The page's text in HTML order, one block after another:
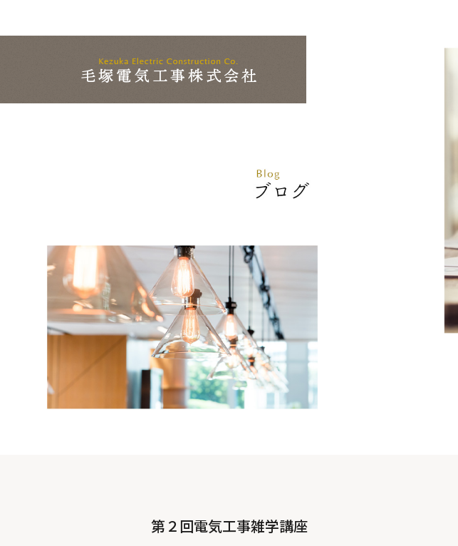
第２回電気工事雑学講座